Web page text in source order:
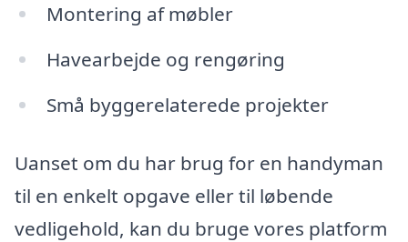
Montering af møbler
Havearbejde og rengøring
Små byggerelaterede projekter
Uanset om du har brug for en handyman
til en enkelt opgave eller til løbende
vedligehold, kan du bruge vores platform